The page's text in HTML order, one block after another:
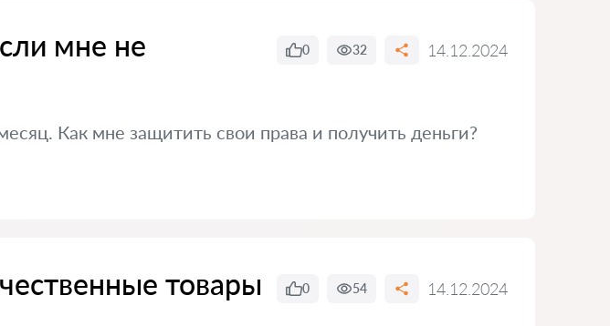
мне не
0 32 14.12.2024
Как мне защитить свои права и получить деньги?
товары
0 54 14.12.2024